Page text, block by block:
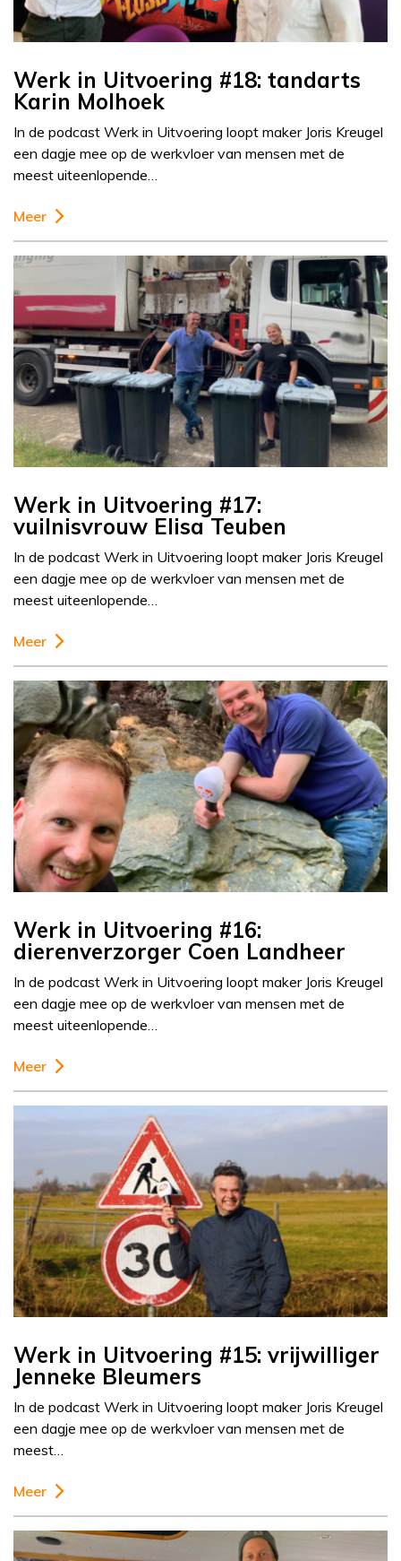
Werk in Uitvoering #18: tandarts
Karin Molhoek
In de podcast Werk in Uitvoering loopt maker Joris Kreugel
een dagje mee op de werkvloer van mensen met de
meest uiteenlopende…
Meer
Werk in Uitvoering #17:
vuilnisvrouw Elisa Teuben
In de podcast Werk in Uitvoering loopt maker Joris Kreugel
een dagje mee op de werkvloer van mensen met de
meest uiteenlopende…
Meer
Werk in Uitvoering #16:
dierenverzorger Coen Landheer
In de podcast Werk in Uitvoering loopt maker Joris Kreugel
een dagje mee op de werkvloer van mensen met de
meest uiteenlopende…
Meer
Werk in Uitvoering #15: vrijwilliger
Jenneke Bleumers
In de podcast Werk in Uitvoering loopt maker Joris Kreugel
een dagje mee op de werkvloer van mensen met de
meest…
Meer